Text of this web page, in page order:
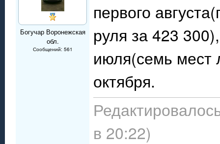
Богучар Воронежская
обл.
Сообщений: 561
первого
руля за 423
июля(семь мест
октября.
в 20:22)